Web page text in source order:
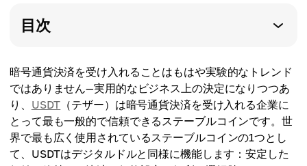
目次
暗号通貨決済を受け入れることはもはや実験的なトレンド
ではありません—実用的なビジネス上の決定になりつつあ
り、 USDT （テザー）は暗号通貨決済を受け入れる企業に
とって最も一般的で信頼できるステーブルコインです。世
界で最も広く使用されているステーブルコインの1つとし
て、USDTはデジタルドルと同様に機能します：安定した